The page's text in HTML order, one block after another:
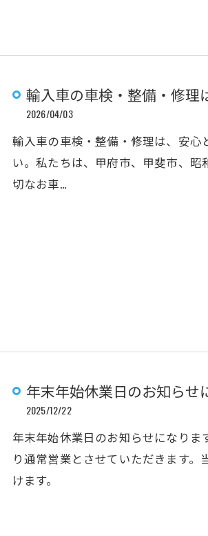
輸入車の車検・整備・修理
2026/04/03
輸入車の車検・整備・修理は、安心
い。私たちは、甲府市、甲斐市、
切なお車…
年末年始休業日のお知らせ
2025/12/22
年末年始休業日のお知らせになりま
り通常営業とさせていただきます
けます。